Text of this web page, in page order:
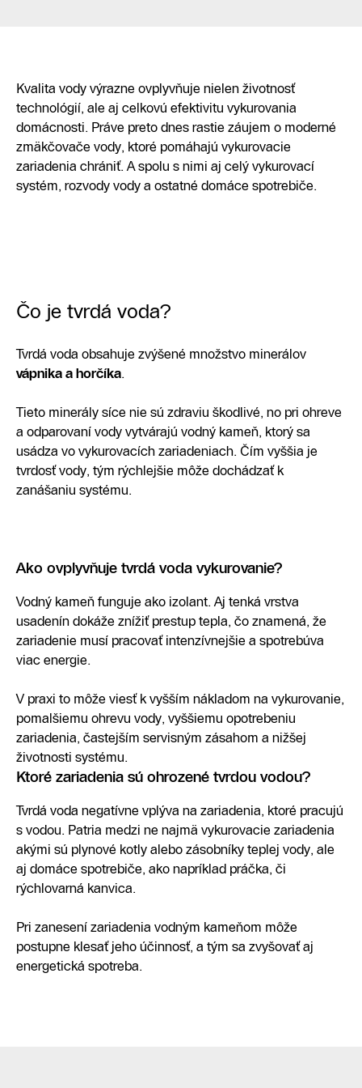
Kvalita vody výrazne ovplyvňuje nielen životnosť
technológií, ale aj celkovú efektivitu vykurovania
domácnosti. Práve preto dnes rastie záujem o moderné
zmäkčovače vody, ktoré pomáhajú vykurovacie
zariadenia chrániť. A spolu s nimi aj celý vykurovací
systém, rozvody vody a ostatné domáce spotrebiče.
Čo je tvrdá voda?
Tvrdá voda obsahuje zvýšené množstvo minerálov
vápnika a horčíka.
Tieto minerály síce nie sú zdraviu škodlivé, no pri ohreve
a odparovaní vody vytvárajú vodný kameň, ktorý sa
usádza vo vykurovacích zariadeniach. Čím vyššia je
tvrdosť vody, tým rýchlejšie môže dochádzať k
zanášaniu systému.
Ako ovplyvňuje tvrdá voda vykurovanie?
Vodný kameň funguje ako izolant. Aj tenká vrstva
usadenín dokáže znížiť prestup tepla, čo znamená, že
zariadenie musí pracovať intenzívnejšie a spotrebúva
viac energie.
V praxi to môže viesť k vyšším nákladom na vykurovanie,
pomalšiemu ohrevu vody, vyššiemu opotrebeniu
zariadenia, častejším servisným zásahom a nižšej
životnosti systému.
Ktoré zariadenia sú ohrozené tvrdou vodou?
Tvrdá voda negatívne vplýva na zariadenia, ktoré pracujú
s vodou. Patria medzi ne najmä vykurovacie zariadenia
akými sú plynové kotly alebo zásobníky teplej vody, ale
aj domáce spotrebiče, ako napríklad práčka, či
rýchlovarná kanvica.
Pri zanesení zariadenia vodným kameňom môže
postupne klesať jeho účinnosť, a tým sa zvyšovať aj
energetická spotreba.